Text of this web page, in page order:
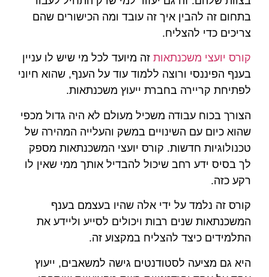
בתחום זה להבין איך זה עובד ומה הכישורים שהם
צריכים כדי להצליח.
קורס יועצי משכנתאות זה מיועד לכל מי שיש לו עניין
בענף הפיננסי ורוצה ללמוד עוד על הענף, שהוא חיוני
לפתיחת קריירה בחברת ייעוץ משכנתאות.
הצורך בכוח עבודה משכיל מעולם לא היה גדול מכפי
שהוא כיום עם השינויים במשק והעלייה המהירה של
טכנולוגיות חדשות. קורס יועצי המשכנתאות מספק
לך בסיס ידע רחב שיכול להבדיל אותך ממי שאין לו
רקע כזה.
קורס זה נלמד על ידי אלה שהיו בעצמם בענף
המשכנתאות שנים רבות ויכולים לסייע וליידע את
התלמידים כיצד להצליח במקצוע זה.
היא גם מציעה לסטודנטים גישה למשאבים, ייעוץ